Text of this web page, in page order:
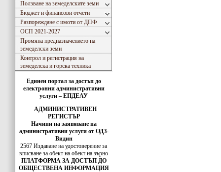
Ползване на земеделските земи
Бюджет и финансови отчети
Разпореждане с имоти от ДПФ
ОСП 2021-2027
Промяна предназначението на
земеделски земи
Контрол и регистрация на
земеделска и горска техника
Единен портал за достъп до
електронни административни
услуги – ЕПДЕАУ
АДМИНИСТРАТИВЕН
РЕГИСТЪР
Начини на заявяване на
административни услуги от ОДЗ-
Видин
2567 Издаване на удостоверение за
вписванe за обект на обект на зърно
ПЛАТФОРМА ЗА ДОСТЪП ДО
ОБЩЕСТВЕНА ИНФОРМАЦИЯ